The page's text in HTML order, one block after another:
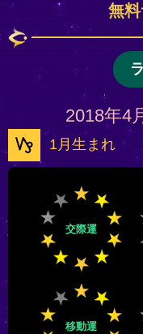
無
2018年4
1月生まれ
交際運
移動運